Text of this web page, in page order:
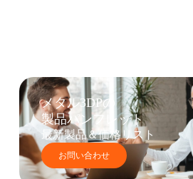
メタル3DPの
製品パンフレット
最新製品＆価格リスト
お問い合わせ